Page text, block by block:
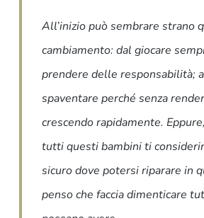
All’inizio può sembrare strano
cambiamento: dal giocare
prendere delle responsabilità;
spaventare perché senza
crescendo rapidamente.
tutti questi bambini ti
sicuro dove potersi riparare in
penso che faccia dimenticare